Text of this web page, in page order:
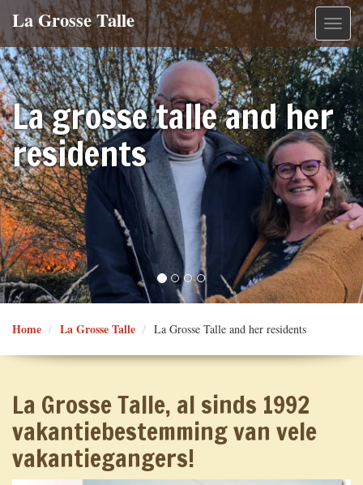
La Grosse Talle
Toggle
La grosse talle and her
residents
Home La Grosse Talle La Grosse Talle and her residents
La Grosse Talle, al sinds 1992
vakantiebestemming van vele
vakantiegangers!